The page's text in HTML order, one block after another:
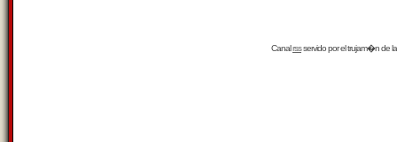
Canalrssservido por eltrujam�nde